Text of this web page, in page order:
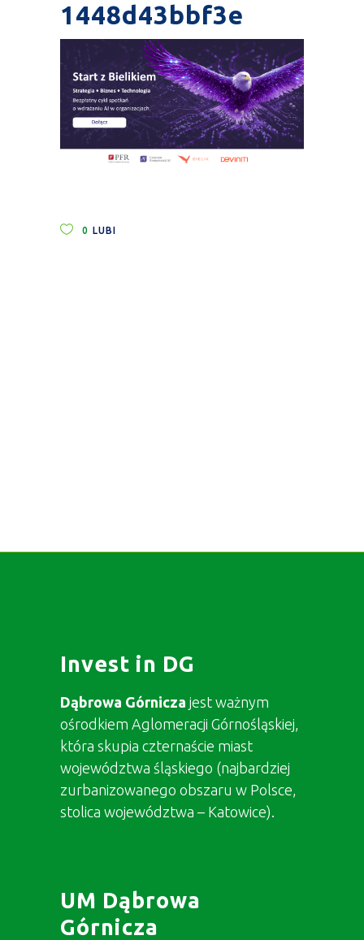
1448d43bbf3e
0 LUBI
Invest in DG
Dąbrowa Górnicza jest ważnym
ośrodkiem Aglomeracji Górnośląskiej,
która skupia czternaście miast
województwa śląskiego (najbardziej
zurbanizowanego obszaru w Polsce,
stolica województwa – Katowice).
UM Dąbrowa
Górnicza